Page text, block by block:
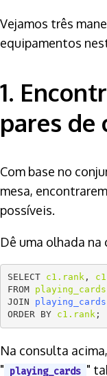
Vejamos três
equipamentos
1.
pares de
Com base no
mesa,
possíveis.
Dê uma olhada na
SELECT c1.rank,
FROM
JOIN
ORDER BY c1.rank
Na consulta
" playing_cards "